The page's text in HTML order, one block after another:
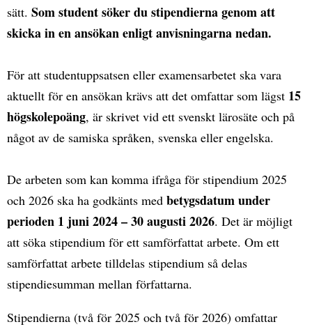
sätt. Som student söker du stipendierna genom att
skicka in en ansökan enligt anvisningarna nedan.
För att studentuppsatsen eller examensarbetet ska vara
aktuellt för en ansökan krävs att det omfattar som lägst 15
högskolepoäng, är skrivet vid ett svenskt lärosäte och på
något av de samiska språken, svenska eller engelska.
De arbeten som kan komma ifråga för stipendium 2025
och 2026 ska ha godkänts med betygsdatum under
perioden 1 juni 2024 – 30 augusti 2026. Det är möjligt
att söka stipendium för ett samförfattat arbete. Om ett
samförfattat arbete tilldelas stipendium så delas
stipendiesumman mellan författarna.
Stipendierna (två för 2025 och två för 2026) omfattar